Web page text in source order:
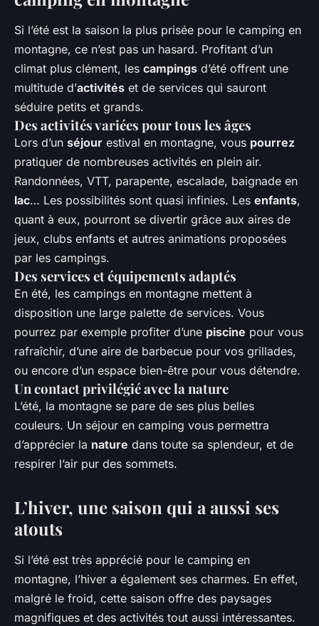
Si l’été est la saison la plus prisée pour le camping en
montagne, ce n’est pas un hasard. Profitant d’un
climat plus clément, les campings d’été offrent une
multitude d’activités et de services qui sauront
séduire petits et grands.
Des activités variées pour tous les âges
Lors d’un séjour estival en montagne, vous pourrez
pratiquer de nombreuses activités en plein air.
Randonnées, VTT, parapente, escalade, baignade en
lac… Les possibilités sont quasi infinies. Les enfants,
quant à eux, pourront se divertir grâce aux aires de
jeux, clubs enfants et autres animations proposées
par les campings.
Des services et équipements adaptés
En été, les campings en montagne mettent à
disposition une large palette de services. Vous
pourrez par exemple profiter d’une piscine pour vous
rafraîchir, d’une aire de barbecue pour vos grillades,
ou encore d’un espace bien-être pour vous détendre.
Un contact privilégié avec la nature
L’été, la montagne se pare de ses plus belles
couleurs. Un séjour en camping vous permettra
d’apprécier la nature dans toute sa splendeur, et de
respirer l’air pur des sommets.
L’hiver, une saison qui a aussi ses
atouts
Si l’été est très apprécié pour le camping en
montagne, l’hiver a également ses charmes. En effet,
malgré le froid, cette saison offre des paysages
magnifiques et des activités tout aussi intéressantes.